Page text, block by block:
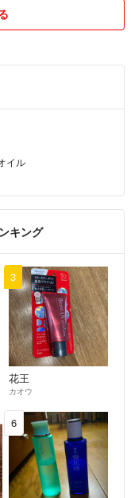
い。
削除させて頂きます。
イル
キング
3
花王
カオウ
6